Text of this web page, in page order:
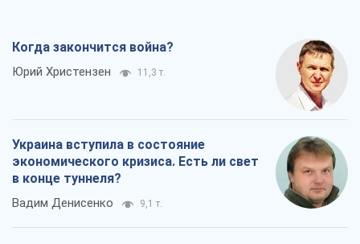
Когда закончится война?
Юрий Христензен 11,3 т.
Украина вступила в состояние
экономического кризиса. Есть ли свет
в конце туннеля?
Вадим Денисенко 9,1 т.